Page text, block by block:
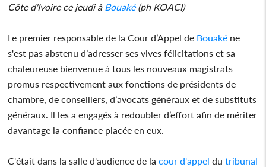
Côte d'Ivoire ce jeudi à Bouaké(ph KOACI)
Le premier responsable de la Cour d’Appel de Bouaké ne
s'est pas abstenu d’adresser ses vives félicitations et sa
chaleureuse bienvenue à tous les nouveaux magistrats
promus respectivement aux fonctions de présidents de
chambre, de conseillers, d’avocats généraux et de substituts
généraux. Il les a engagés à redoubler d’effort afin de mériter
davantage la confiance placée en eux.
C'était dans la salle d'audience de la cour d'appel du tribunal